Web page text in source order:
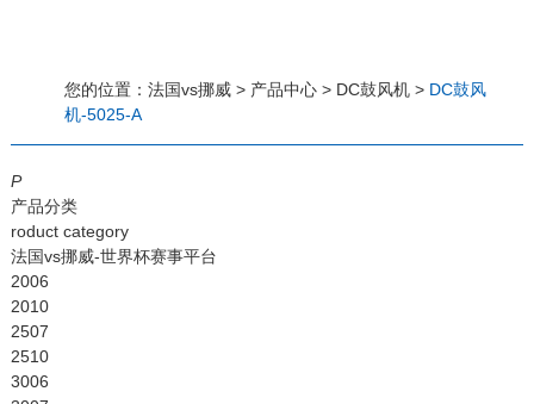
应用案例
工程案例
解决方案
新闻资讯
法国vs挪威
行业资讯
常见问题
法国vs挪威-世界杯赛事平台
联系方式
客户留言
人才招聘
English
您的位置： 法国vs挪威> 产品中心> DC鼓风机> DC鼓风
机-5025-A
P
产品分类
roduct category
法国vs挪威-世界杯赛事平台
2006
2010
2507
2510
3006